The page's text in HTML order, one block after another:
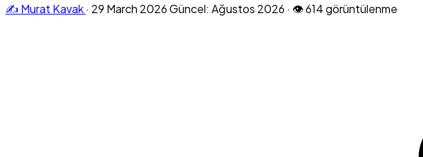
✍️ Murat Kavak· 29 March 2026Güncel: Ağustos 2026 · 👁 614 görüntülenme